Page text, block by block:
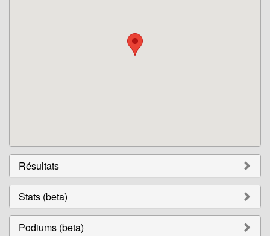
Résultats
Stats (beta)
Podiums (beta)